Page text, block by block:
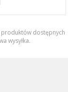
produktów dostępnych
wysyłka.